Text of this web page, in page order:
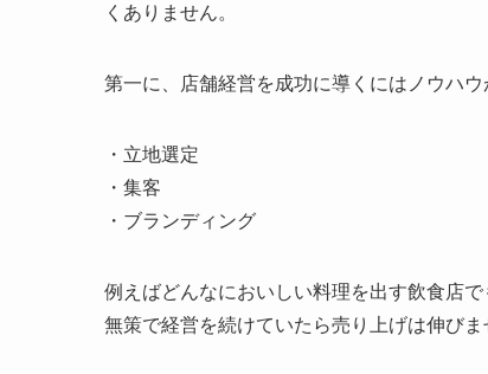
くありません。
第一に、店舗経営を成功に導くにはノウハ
・立地選定
・集客
・ブランディング
例えばどんなにおいしい料理を出す飲食店
無策で経営を続けていたら売り上げは伸びま